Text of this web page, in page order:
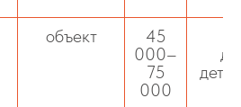
объект
45
000–
75
000